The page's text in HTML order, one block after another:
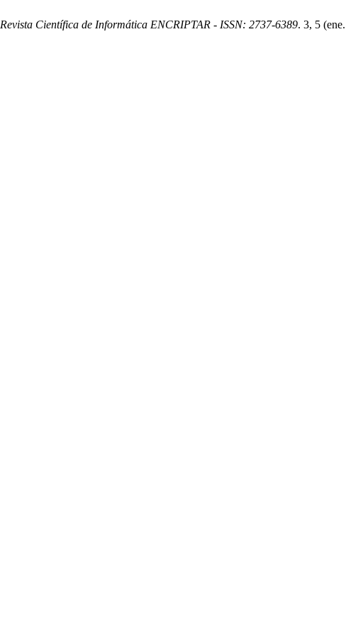
Revista Científica de Informática ENCRIPTAR - ISSN: 2737-6389. 3, 5 (ene.